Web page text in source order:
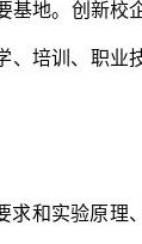
基地。创新校
、培训、职业
求和实验原理